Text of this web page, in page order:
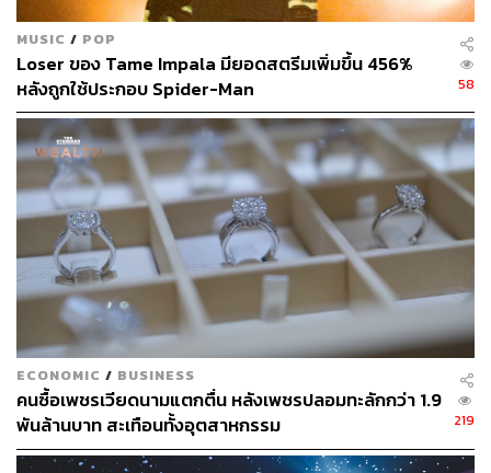
MUSIC / POP
Loser ของ Tame Impala มียอดสตรีมเพิ่มขึ้น 456%
หลังถูกใช้ประกอบ Spider-Man
58
ECONOMIC / BUSINESS
คนซื้อเพชรเวียดนามแตกตื่น หลังเพชรปลอมทะลักกว่า 1.9
พันล้านบาท สะเทือนทั้งอุตสาหกรรม
219